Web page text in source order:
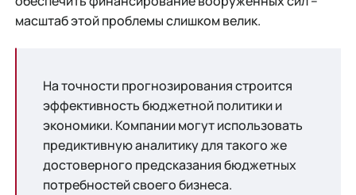
масштаб этой проблемы слишком велик.
На точности прогнозирования строится
эффективность бюджетной политики и
экономики. Компании могут использовать
предиктивную аналитику для такого же
достоверного предсказания бюджетных
потребностей своего бизнеса.